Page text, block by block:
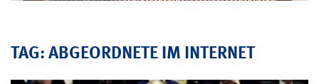
TAG: ABGEORDNETE IM INTERNET